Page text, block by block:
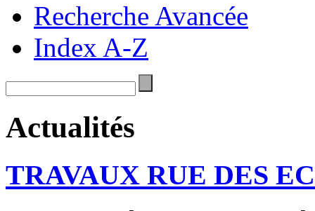
Recherche Avancée
Index A-Z
Actualités
TRAVAUX RUE DES